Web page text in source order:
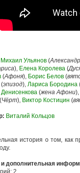
Михаил Ульянов (
), Елена Королева (
(Афоня), Борис Белов (
(эпизод), Лариса Бородина
(жена Афони),
(Чёрт), Виктор Костицин (
Виталий Кольцов
история о том, как
дополнительная
2